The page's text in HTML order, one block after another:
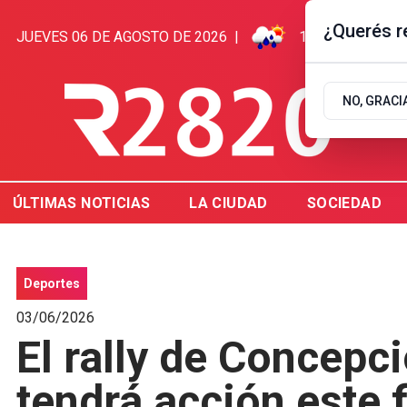
JUEVES 06 DE AGOSTO DE 2026 | 18.3ºC |
ÚLTIMAS NOTICIAS LA CIUDAD SOCIEDAD
Deportes
03/06/2026
El rally de
¿Querés
NO,